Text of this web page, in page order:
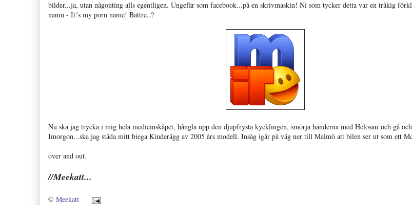
bilder...ja, utan någonting alls egentligen. Ungefär som facebook...på en skrivmaskin! Ni som tycker detta var en tråkig
namn - It´s my porn name! Bättre..?
Nu ska jag trycka i mig hela medicinskåpet, hångla upp den djupfrysta kycklingen, smörja händerna med Helosan och gå
Imorgon...ska jag städa mitt biega Kinderägg av 2005 års modell. Insåg igår på väg ner till Malmö att bilen ser ut som ett
over and out.
//Meekatt...
© Meekatt